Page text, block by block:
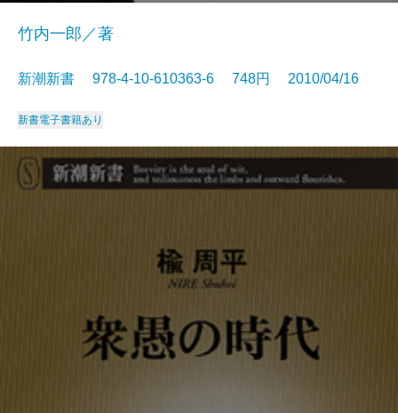
竹内一郎／著
新潮新書 978-4-10-610363-6 748円 2010/04/16
新書電子書籍あり